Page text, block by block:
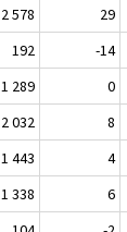
2 578
29
192
-14
1 289
0
2 032
8
1 443
4
1 338
6